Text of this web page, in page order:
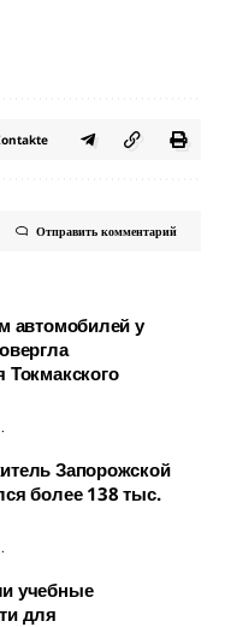
Отправить комментарий
автомобилей у
Токмакского
Запорожской
более 138 тыс.
учебные
для